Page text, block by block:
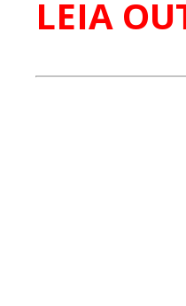
LEIA